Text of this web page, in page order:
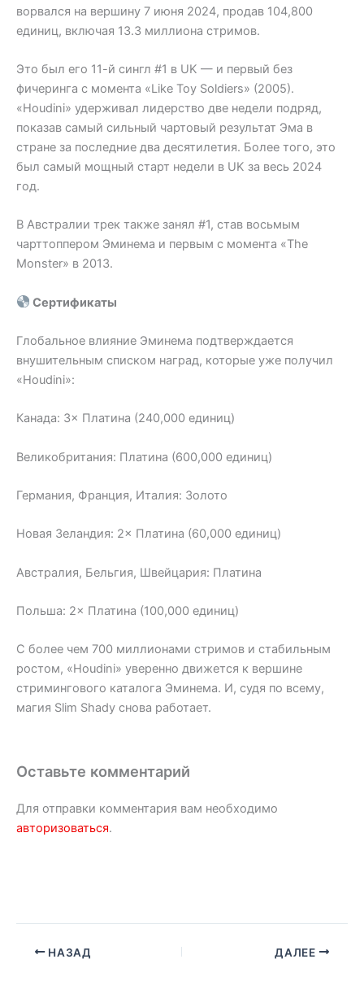
ворвался на вершину 7 июня 2024, продав 104,800
единиц, включая 13.3 миллиона стримов.
Это был его 11-й сингл #1 в UK — и первый без
фичеринга с момента «Like Toy Soldiers» (2005).
«Houdini» удерживал лидерство две недели подряд,
показав самый сильный чартовый результат Эма в
стране за последние два десятилетия. Более того, это
был самый мощный старт недели в UK за весь 2024
год.
В Австралии трек также занял #1, став восьмым
чарттоппером Эминема и первым с момента «The
Monster» в 2013.
Сертификаты
Глобальное влияние Эминема подтверждается
внушительным списком наград, которые уже получил
«Houdini»:
Канада: 3× Платина (240,000 единиц)
Великобритания: Платина (600,000 единиц)
Германия, Франция, Италия: Золото
Новая Зеландия: 2× Платина (60,000 единиц)
Австралия, Бельгия, Швейцария: Платина
Польша: 2× Платина (100,000 единиц)
С более чем 700 миллионами стримов и стабильным
ростом, «Houdini» уверенно движется к вершине
стримингового каталога Эминема. И, судя по всему,
магия Slim Shady снова работает.
Оставьте комментарий
Для отправки комментария вам необходимо
авторизоваться.
НАЗАД ДАЛЕЕ